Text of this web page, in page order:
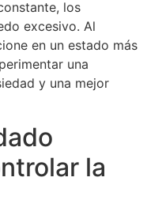
los
excesivo. Al
en un estado más
una
y una mejor
la